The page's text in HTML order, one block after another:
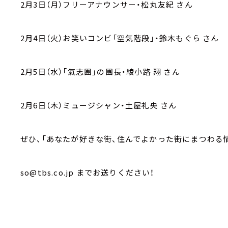
2月3日（月）フリーアナウンサー・松丸友紀 さん
2月4日（火）お笑いコンビ「空気階段」・鈴木もぐら さん
2月5日（水）「氣志團」の團長・綾小路 翔 さん
2月6日（木）ミュージシャン・土屋礼央 さん
ぜひ、「あなたが好きな街、住んでよかった街にまつわる
so@tbs.co.jp までお送りください！